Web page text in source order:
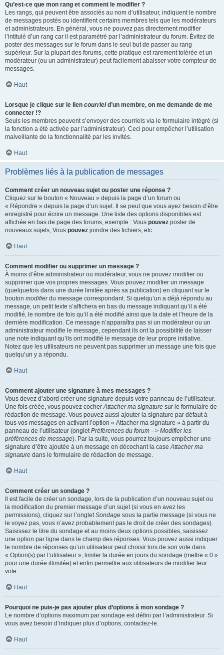
Qu’est-ce que mon rang et comment le modifier ?
Les rangs, qui peuvent être associés au nom d’utilisateur, indiquent le nombre
de messages postés ou identifient certains membres tels que les modérateurs
et administrateurs. En général, vous ne pouvez pas directement modifier
l’intitulé d’un rang car il est paramétré par l’administrateur du forum. Évitez de
poster des messages sur le forum dans le seul but de passer au rang
supérieur. Sur la plupart des forums, cette pratique est rarement tolérée et un
modérateur (ou un administrateur) peut facilement abaisser votre compteur de
messages.
Haut
Lorsque je clique sur le lien courrield’un membre, on me demande de me
connecter !?
Seuls les membres peuvent s’envoyer des courriels via le formulaire intégré (si
la fonction a été activée par l’administrateur). Ceci pour empêcher l’utilisation
malveillante de la fonctionnalité par les invités.
Haut
Problèmes liés à la publication de messages
Comment créer un nouveau sujet ou poster une réponse ?
Cliquez sur le bouton « Nouveau » depuis la page d’un forum ou
« Répondre » depuis la page d’un sujet. Il se peut que vous ayez besoin d’être
enregistré pour écrire un message. Une liste des options disponibles est
affichée en bas de page des forums, exemple : Vous pouvez poster de
nouveaux sujets, Vous pouvez joindre des fichiers, etc.
Haut
Comment modifier ou supprimer un message ?
À moins d’être administrateur ou modérateur, vous ne pouvez modifier ou
supprimer que vos propres messages. Vous pouvez modifier un message
(quelquefois dans une durée limitée après sa publication) en cliquant sur le
bouton modifierdu message correspondant. Si quelqu’un a déjà répondu au
message, un petit texte s’affichera en bas du message indiquant qu’il a été
modifié, le nombre de fois qu’il a été modifié ainsi que la date et l’heure de la
dernière modification. Ce message n’apparaîtra pas si un modérateur ou un
administrateur modifie le message, cependant ils ont la possibilité de laisser
une note indiquant qu’ils ont modifié le message de leur propre initiative.
Notez que les utilisateurs ne peuvent pas supprimer un message une fois que
quelqu’un y a répondu.
Haut
Comment ajouter une signature à mes messages ?
Vous devez d’abord créer une signature depuis votre panneau de l’utilisateur.
Une fois créée, vous pouvez cocherAttacher ma signature sur le formulaire de
rédaction de message. Vous pouvez aussi ajouter la signature par défaut à
tous vos messages en activant l’option « Attacher ma signature » à partir du
panneau de l’utilisateur (ongletPréférences du forum --> Modifier les
préférences de message). Par la suite, vous pourrez toujours empêcher une
signature d’être ajoutée à un message en décochant la caseAttacher ma
signature dans le formulaire de rédaction de message.
Haut
Comment créer un sondage ?
Il est facile de créer un sondage, lors de la publication d’un nouveau sujet ou
la modification du premier message d’un sujet (si vous en avez les
permissions), cliquez sur l’ongletSondage sous la partie message (si vous ne
le voyez pas, vous n’avez probablement pas le droit de créer des sondages).
Saisissez le titre du sondage et au moins deux options possibles, saisissez
une option par ligne dans le champ des réponses. Vous pouvez aussi indiquer
le nombre de réponses qu’un utilisateur peut choisir lors de son vote dans
« Option(s) par l’utilisateur », limiter la durée en jours du sondage (mettre « 0 »
pour une durée illimitée) et enfin permettre aux utilisateurs de modifier leur
vote.
Haut
Pourquoi ne puis-je pas ajouter plus d’options à mon sondage ?
Le nombre d’options maximum par sondage est défini par l’administrateur. Si
vous avez besoin d’indiquer plus d’options, contactez-le.
Haut